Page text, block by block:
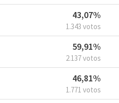
43,07%
1.343 votos
59,91%
2.137 votos
46,81%
1.771 votos